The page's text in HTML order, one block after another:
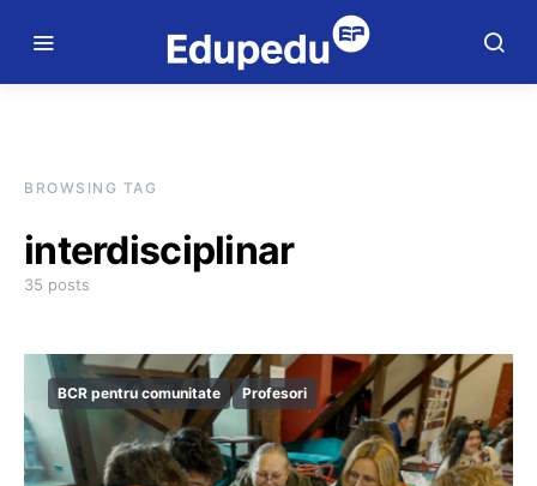
BROWSING TAG
interdisciplinar
35 posts
BCR pentru comunitate Profesori